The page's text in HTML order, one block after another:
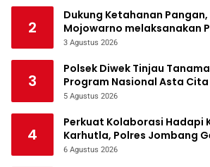
2
Dukung Ketahanan Pangan,
Mojowarno melaksanakan
Tanaman Jagung
3 Agustus 2026
3
Polsek Diwek Tinjau
Program Nasional Asta Cita
5 Agustus 2026
4
Perkuat Kolaborasi Hadapi
Karhutla, Polres Jombang
Bencana
6 Agustus 2026